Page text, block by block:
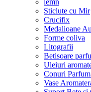
lemn
Sticlute cu Mir
Crucifix
Medalioane
Forme coliva
Litografii
Betisoare
Uleiuri
Conuri
Vase